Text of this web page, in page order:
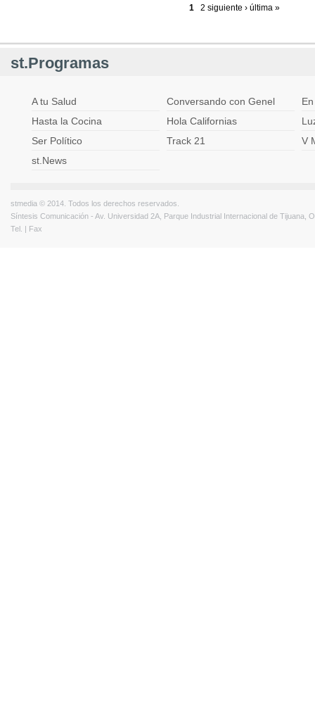
1 2 siguiente › última »
st.Programas
A tu Salud Conversando con Genel
Hasta la Cocina
Hola Californias
Ser Político
Track 21
V
st.News
stmedia © 2014. Todos los derechos reservados.
Síntesis Comunicación - Av. Universidad 2A, Parque Industrial Internacional de Tijuana,
Tel. | Fax